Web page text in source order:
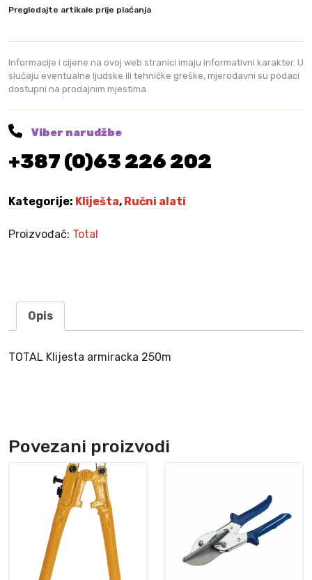
K
i
j
e
s
t
a
r
r
a
0
k
i
n
Pregledajte artikale prije plaćanja
Informacije i cijene na ovoj web stranici imaju informativni karakter. U
slučaju eventualne ljudske ili tehničke greške, mjerodavni su podaci
dostupni na prodajnim mjestima
Viber narudžbe
+387 (0)63 226 202
Kategorije: Kliješta, Ručni alati
Proizvođač: Total
Opis
TOTAL Klijesta armiracka 250m
Povezani proizvodi